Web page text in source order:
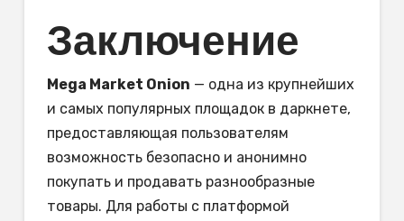
Заключение
Mega Market Onion — одна из крупнейших
и самых популярных площадок в даркнете,
предоставляющая пользователям
возможность безопасно и анонимно
покупать и продавать разнообразные
товары. Для работы с платформой